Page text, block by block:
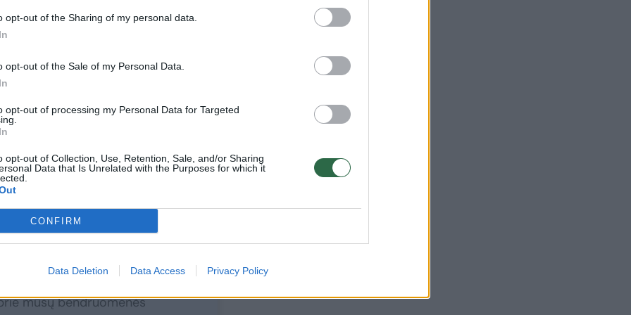
opt-out of the Sharing of my personal data.
opt-out of the Sale of my Personal Data.
opt-out of processing my Personal Data for Targeted
opt-out of Collection, Use, Retention, Sale, and/or Sharing
Data that Is Unrelated with the Purposes for which it
CONFIRM
Data Deletion Data Access Privacy Policy
Amerikoje
sparnus iš Lietuvos pakėlė 2000-
į Ameriką. Toks sprendimas ne tik
ir patirčių, vėliau turėjusių įtakos
skaityti
toliau?
mūsų bendruomenės